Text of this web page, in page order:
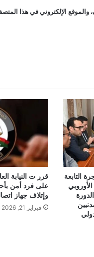
الإلكتروني في هذا
التابعة
قرر ت النيابة
على فرد أمن
وإتلاف جهاز
فبراير 21, 2026